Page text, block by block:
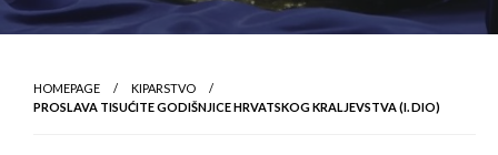
HOMEPAGE
KIPARSTVO
PROSLAVA TISUĆITE GODIŠNJICE HRVATSKOG KRALJEVSTVA (I. DIO)